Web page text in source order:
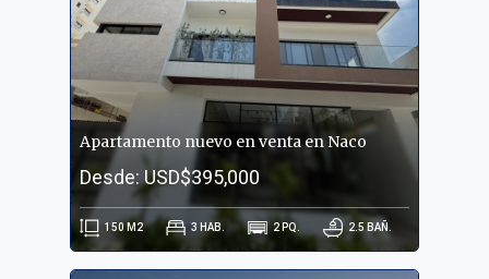
Apartamento nuevo en venta en Naco
Desde: USD$395,000
150M2 3 HAB. 2 PQ. 2.5BAÑ.